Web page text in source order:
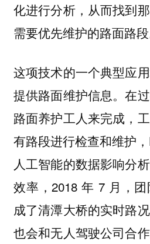
化进行分析，从而找到
需要优先维护的路面路段
这项技术的一个典型应
提供路面维护信息。在
路面养护工人来完成，
有路段进行检查和维护
人工智能的数据影响分
效率，2018 年 7 月，
成了清潭大桥的实时路
也会和无人驾驶公司合